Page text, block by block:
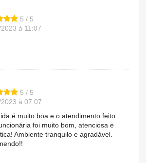
5 / 5
à 11:07
5 / 5
à 07:07
é muito boa e o atendimento feito
foi muito bom, atenciosa e
Ambiente tranquilo e agradável.